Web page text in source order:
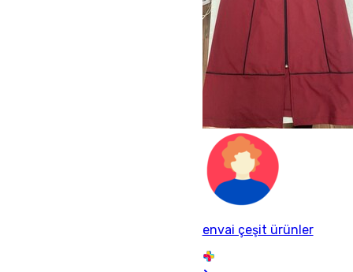
envai çeşit ürünler